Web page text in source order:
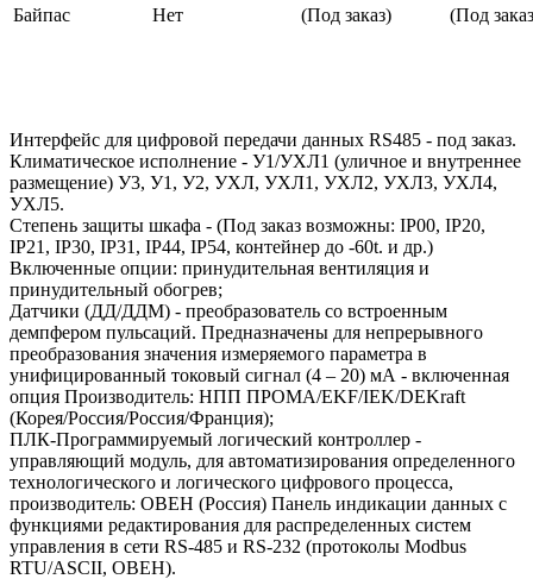
Байпас Нет (Под заказ) (Под
Интерфейс для цифровой передачи данных RS485 - под заказ.
Климатическое исполнение - У1/УХЛ1 (уличное и внутреннее
размещение) У3, У1, У2, УХЛ, УХЛ1, УХЛ2, УХЛ3, УХЛ4,
УХЛ5.
Степень защиты шкафа - (Под заказ возможны: IP00, IP20,
IP21, IP30, IP31, IP44, IP54, контейнер до -60t. и др.)
Включенные опции: принудительная вентиляция и
принудительный обогрев;
Датчики (ДД/ДДМ) - преобразователь со встроенным
демпфером пульсаций. Предназначены для непрерывного
преобразования значения измеряемого параметра в
унифицированный токовый сигнал (4 – 20) мА - включенная
опция Производитель: НПП ПРОМА/EKF/IEK/DEKraft
(Корея/Россия/Россия/Франция);
ПЛК-Программируемый логический контроллер -
управляющий модуль, для автоматизирования определенного
технологического и логического цифрового процесса,
производитель: ОВЕН (Россия) Панель индикации данных с
функциями редактирования для распределенных систем
управления в сети RS-485 и RS-232 (протоколы Modbus
RTU/ASCII, ОВЕН).